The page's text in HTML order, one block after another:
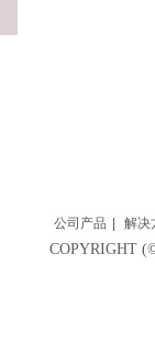
公司产品 解决
COPYRIGHT